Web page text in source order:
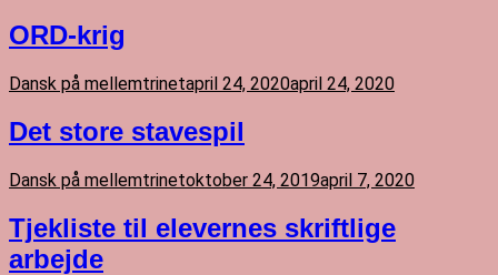
ORD-krig
Dansk på mellemtrinetapril 24, 2020april 24, 2020
Det store stavespil
Dansk på mellemtrinetoktober 24, 2019april 7, 2020
Tjekliste til elevernes skriftlige
arbejde